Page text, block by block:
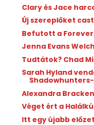
Clary és Jace
Új szereplőket
Befutott a Forever
Jenna Evans
Tudtátok? Chad
Sarah Hyland
Alexandra
Véget ért a
Itt egy újabb